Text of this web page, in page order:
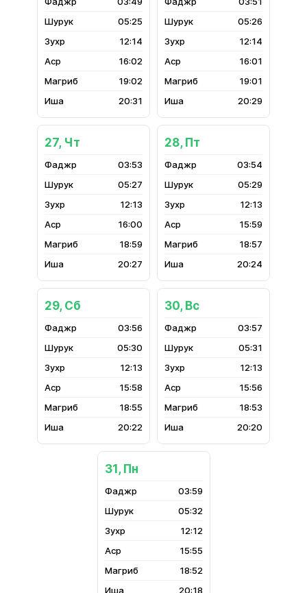
05:25
12:14
16:02
19:02
20:31
05:26
12:14
16:01
19:01
20:29
27, Чт
03:53
05:27
12:13
16:00
18:59
20:27
28, Пт
03:54
05:29
12:13
15:59
18:57
20:24
29, Сб
03:56
05:30
12:13
15:58
18:55
20:22
30, Вс
03:57
05:31
12:13
15:56
18:53
20:20
31, Пн
03:59
05:32
12:12
15:55
18:52
20:18